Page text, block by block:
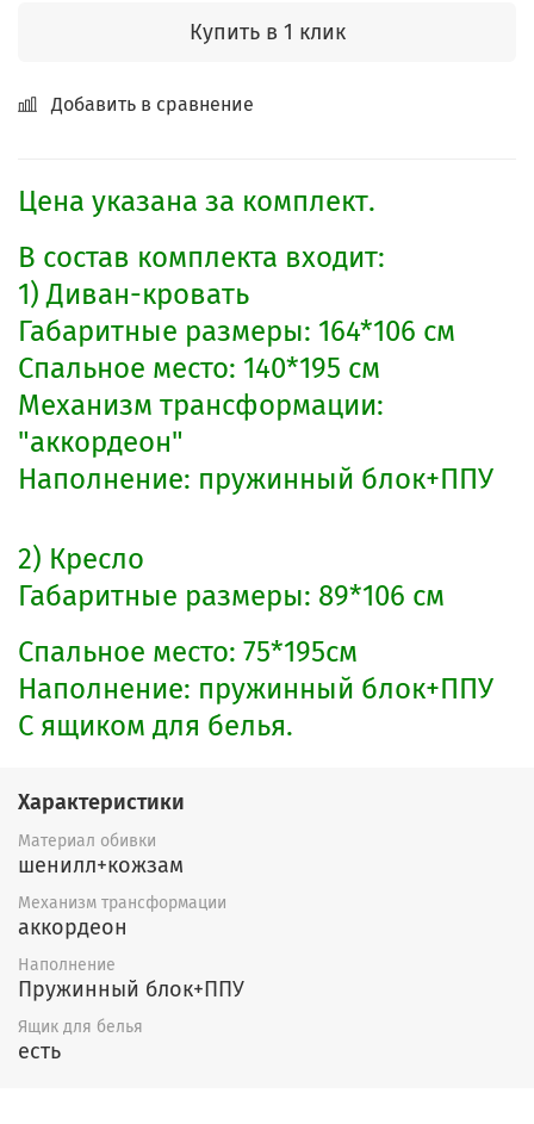
Купить в 1 клик
Добавить в сравнение
Цена указана за комплект.
В состав комплекта входит:
1) Диван-кровать
Габаритные размеры: 164*106 см
Спальное место: 140*195 см
Механизм трансформации:
"аккордеон"
Наполнение: пружинный блок+ППУ
2) Кресло
Габаритные размеры: 89*106 см
Спальное место: 75*195см
Наполнение: пружинный блок+ППУ
С ящи​ком для белья.
Характеристики
Материал обивки
шенилл+кожзам
Механизм трансформации
аккордеон
Наполнение
Пружинный блок+ППУ
Ящик для белья
есть